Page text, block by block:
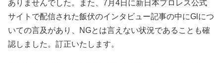
ありませんでした。また、7月4日に新日本プロレス公式
サイトで配信された飯伏のインタビュー記事の中にGlにつ
いての言及があり、NGとは言えない状況であることも確
認しました。訂正いたします。